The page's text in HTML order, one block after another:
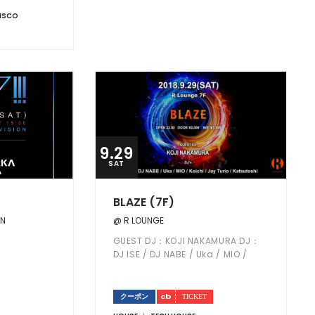
9.29
SAT
BLAZE (7F)
@ R LOUNGE
GUEST DJ：KOJI NAKAMURA DJ：
DJ ISE / DJ NABE / Uka / MIO /
クーポン